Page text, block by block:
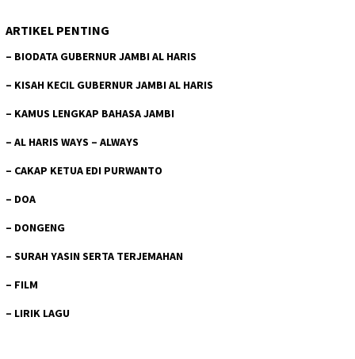
ARTIKEL PENTING
– BIODATA GUBERNUR JAMBI AL HARIS
– KISAH KECIL GUBERNUR JAMBI AL HARIS
– KAMUS LENGKAP BAHASA JAMBI
– AL HARIS WAYS – ALWAYS
– CAKAP KETUA EDI PURWANTO
– DOA
– DONGENG
– SURAH YASIN SERTA TERJEMAHAN
– FILM
– LIRIK LAGU